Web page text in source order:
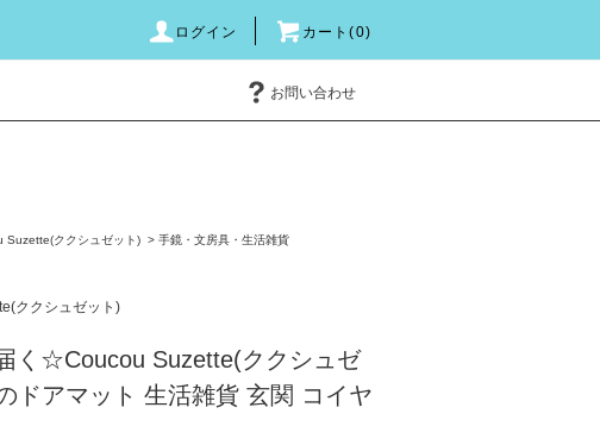
ログイン カート(0)
お問い合わせ
Suzette(ククシュゼット) > 手鏡・文房具・生活雑貨
ククシュゼット)
く☆Coucou Suzette(ククシュゼ
ドアマット 生活雑貨 玄関 コイヤ